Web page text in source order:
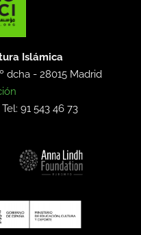
Islámica
dcha -28015 Madrid
Tel: 91 543 46 73